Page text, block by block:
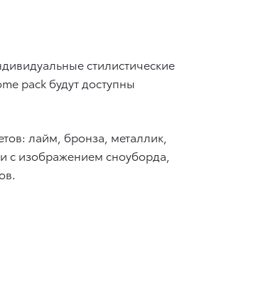
стилистические
pack будут доступны
лайм, бронза, металлик,
с изображением сноуборда,